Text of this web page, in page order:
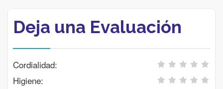
Deja una Evaluación
Cordialidad:
Higiene: